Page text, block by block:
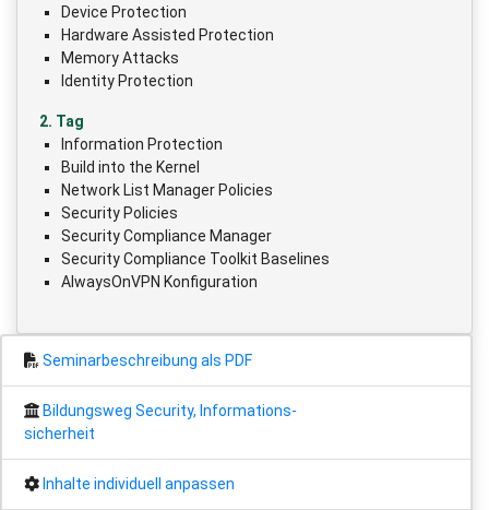
Device Protection
Hardware Assisted Protection
Memory Attacks
Identity Protection
2. Tag
Information Protection
Build into the Kernel
Network List Manager Policies
Security Policies
Security Compliance Manager
Security Compliance Toolkit Baselines
AlwaysOnVPN Konfiguration
Seminarbeschreibung als PDF
Bildungsweg Security, Informations-
sicherheit
Inhalte individuell anpassen